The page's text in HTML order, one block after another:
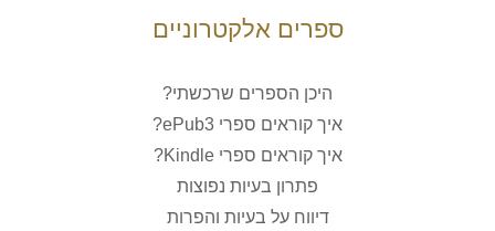
ספרים אלקטרוניים
היכן הספרים שרכשתי?
איך קוראים ספרי ePub3?
איך קוראים ספרי Kindle?
פתרון בעיות נפוצות
דיווח על בעיות והפרות